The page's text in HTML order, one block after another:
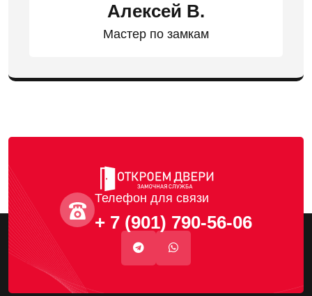
Алексей В.
Мастер по замкам
Телефон для связи
+ 7 (901) 790-56-06